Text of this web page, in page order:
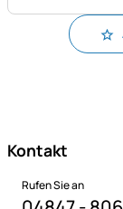
Kontakt
Rufen Sie an